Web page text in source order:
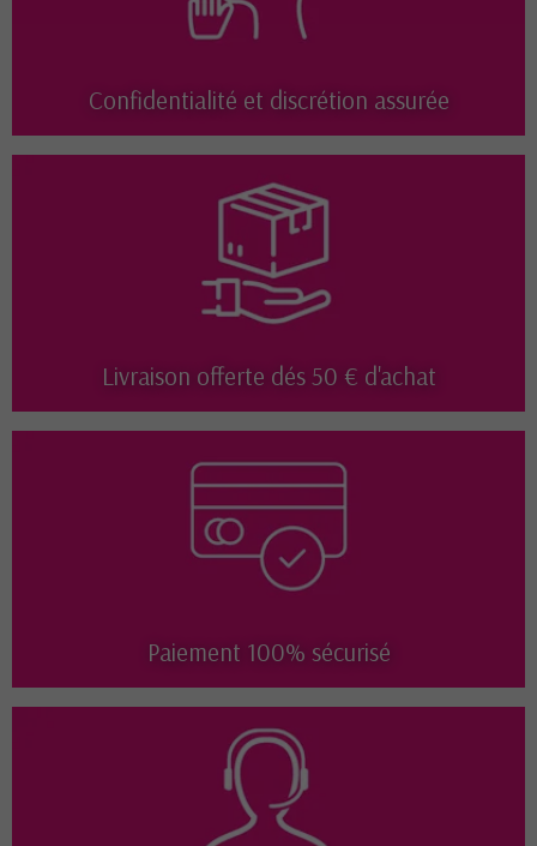
Confidentialité et discrétion assurée
Livraison offerte dés 50 € d'achat
Paiement 100% sécurisé